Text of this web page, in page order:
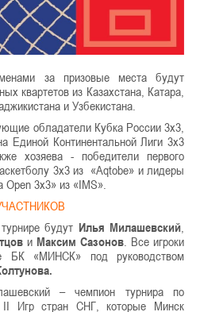
за призовые места будут
квартетов из Казахстана, Катара,
и Узбекистана.
обладатели Кубка России 3х3,
Единой Континентальной Лиги 3х3
хозяева - победители первого
3х3 из «Aqtobe» и лидеры
Open 3х3» из «IMS».
будут Илья Милашевский
и Максим Сазонов . Все игроки
БК «МИНСК» под руководством
– чемпион турнира по
II Игр стран СНГ, которые Минск